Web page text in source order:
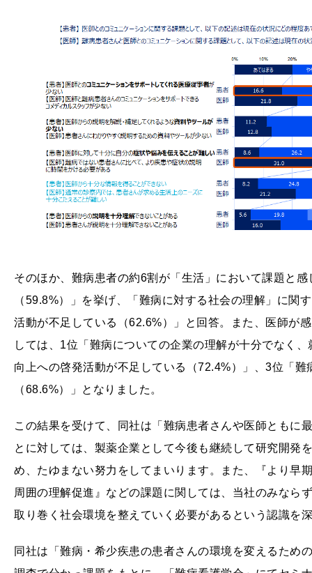
そのほか、難病患者の約6割が「生活」において課題と
（59.8%）」を挙げ、「難病に対する社会の理解」に関
活動が不足している（62.6%）」と回答。また、医師が
しては、1位「難病についての企業の理解が十分でなく
向上への啓発活動が不足している（72.4%）」、3位「
（68.6%）」となりました。
この結果を受けて、同社は「難病患者さんや医師ともに
とに対しては、製薬企業として今後も継続して研究開発
め、たゆまない努力をしてまいります。また、『より早
周囲の理解促進』などの課題に関しては、当社のみなら
取り巻く社会環境を整えていく必要があるという認識を
同社は「難病・希少疾患の患者さんの環境を変えるため